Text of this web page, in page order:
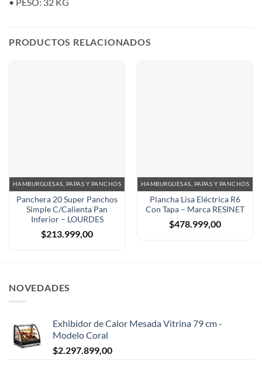
• PESO: 32 KG
PRODUCTOS RELACIONADOS
HAMBURGUESAS, PAPAS Y PANCHOS
Panchera 20 Super Panchos
Simple C/Calienta Pan
Inferior – LOURDES
$213.999,00
HAMBURGUESAS, PAPAS Y PANCHOS
Plancha Lisa Eléctrica R6
Con Tapa – Marca RESINET
$478.999,00
NOVEDADES
Exhibidor de Calor Mesada Vitrina 79 cm -
Modelo Coral
$2.297.899,00